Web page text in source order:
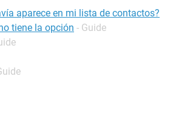
aparece en mi lista de contactos?
tiene la opción - Guide